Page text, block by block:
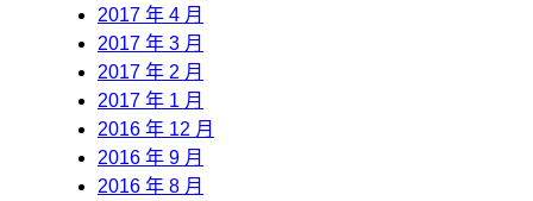
2017 年 4 月
2017 年 3 月
2017 年 2 月
2017 年 1 月
2016 年 12 月
2016 年 9 月
2016 年 8 月